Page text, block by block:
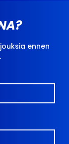
ennen